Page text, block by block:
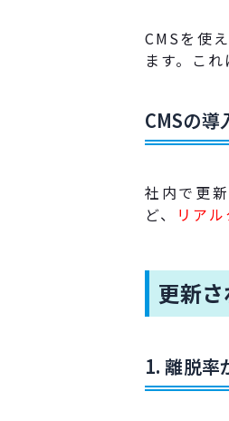
CMSを使え
ます。こ
CMSの導
社内で更
ど、
リア
更新
1. 離脱率